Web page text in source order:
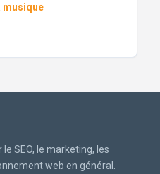
musique
SEO, le marketing, les
web en général.